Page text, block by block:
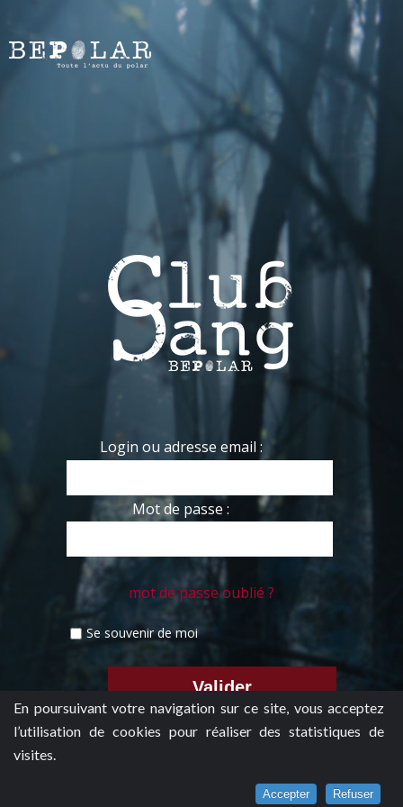
En poursuivant votre navigation sur ce site, vous acceptez
l’utilisation de cookies pour réaliser des statistiques de
visites.
Accepter Refuser
Login ou adresse email :
Mot de passe :
mot de passe oublié ?
Se souvenir de moi